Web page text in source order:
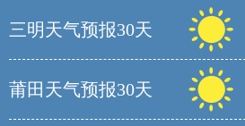
三明天气预报30天
莆田天气预报30天